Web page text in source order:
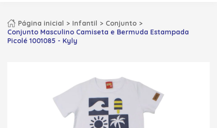
Página inicial Infantil
Conjunto
Conjunto Masculino Camiseta e Bermuda Estampada
Picolé 1001085 - Kyly